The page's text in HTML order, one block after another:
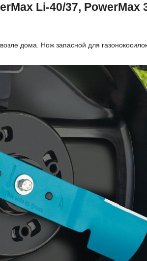
Li-40/37, PowerMax
дома. Нож запасной для